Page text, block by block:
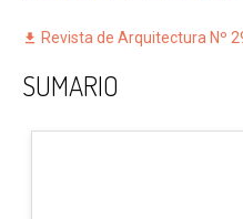
Revista de Arquitectura Nº
SUMARIO